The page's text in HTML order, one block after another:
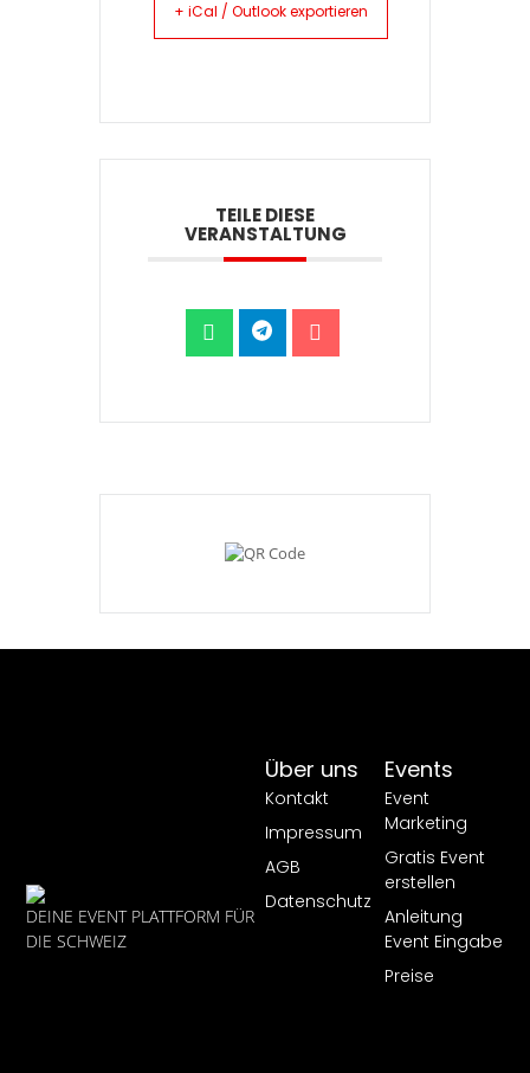
+ iCal / Outlook exportieren
TEILE DIESE
VERANSTALTUNG
DEINE EVENT PLATTFORM FÜR
DIE SCHWEIZ
Events
Event
Marketing
Gratis Event
erstellen
Anleitung
Event Eingabe
Preise
Über uns
Kontakt
Impressum
AGB
Datenschutz